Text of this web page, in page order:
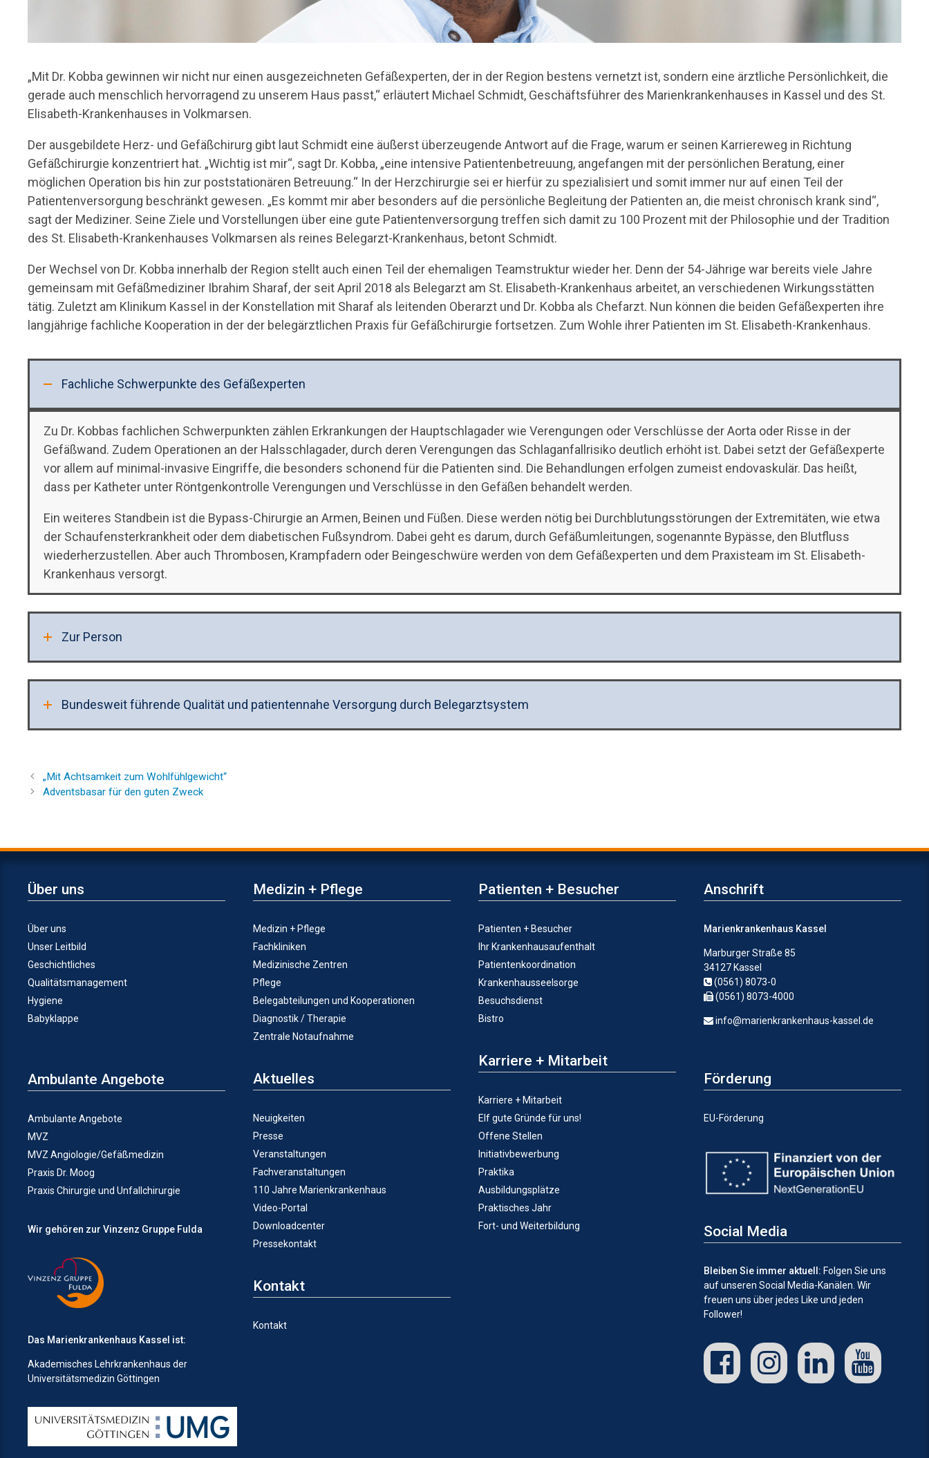
„Mit Dr. Kobba gewinnen wir nicht nur einen ausgezeichneten Gefäßexperten, der in der Region bestens vernetzt ist, sondern eine ärztliche Persönlichkeit, die
gerade auch menschlich hervorragend zu unserem Haus passt,“ erläutert Michael Schmidt, Geschäftsführer des Marienkrankenhauses in Kassel und des St.
Elisabeth-Krankenhauses in Volkmarsen.
Der ausgebildete Herz- und Gefäßchirurg gibt laut Schmidt eine äußerst überzeugende Antwort auf die Frage, warum er seinen Karriereweg in Richtung
Gefäßchirurgie konzentriert hat. „Wichtig ist mir“, sagt Dr. Kobba, „eine intensive Patientenbetreuung, angefangen mit der persönlichen Beratung, einer
möglichen Operation bis hin zur poststationären Betreuung.“ In der Herzchirurgie sei er hierfür zu spezialisiert und somit immer nur auf einen Teil der
Patientenversorgung beschränkt gewesen. „Es kommt mir aber besonders auf die persönliche Begleitung der Patienten an, die meist chronisch krank sind“,
sagt der Mediziner. Seine Ziele und Vorstellungen über eine gute Patientenversorgung treffen sich damit zu 100 Prozent mit der Philosophie und der Tradition
des St. Elisabeth-Krankenhauses Volkmarsen als reines Belegarzt-Krankenhaus, betont Schmidt.
Der Wechsel von Dr. Kobba innerhalb der Region stellt auch einen Teil der ehemaligen Teamstruktur wieder her. Denn der 54-Jährige war bereits viele Jahre
gemeinsam mit Gefäßmediziner Ibrahim Sharaf, der seit April 2018 als Belegarzt am St. Elisabeth-Krankenhaus arbeitet, an verschiedenen Wirkungsstätten
tätig. Zuletzt am Klinikum Kassel in der Konstellation mit Sharaf als leitenden Oberarzt und Dr. Kobba als Chefarzt. Nun können die beiden Gefäßexperten ihre
langjährige fachliche Kooperation in der der belegärztlichen Praxis für Gefäßchirurgie fortsetzen. Zum Wohle ihrer Patienten im St. Elisabeth-Krankenhaus.
Fachliche Schwerpunkte des Gefäßexperten
Zu Dr. Kobbas fachlichen Schwerpunkten zählen Erkrankungen der Hauptschlagader wie Verengungen oder Verschlüsse der Aorta oder Risse in der
Gefäßwand. Zudem Operationen an der Halsschlagader, durch deren Verengungen das Schlaganfallrisiko deutlich erhöht ist. Dabei setzt der Gefäßexperte
vor allem auf minimal-invasive Eingriffe, die besonders schonend für die Patienten sind. Die Behandlungen erfolgen zumeist endovaskulär. Das heißt,
dass per Katheter unter Röntgenkontrolle Verengungen und Verschlüsse in den Gefäßen behandelt werden.
Ein weiteres Standbein ist die Bypass-Chirurgie an Armen, Beinen und Füßen. Diese werden nötig bei Durchblutungsstörungen der Extremitäten, wie etwa
der Schaufensterkrankheit oder dem diabetischen Fußsyndrom. Dabei geht es darum, durch Gefäßumleitungen, sogenannte Bypässe, den Blutfluss
wiederherzustellen. Aber auch Thrombosen, Krampfadern oder Beingeschwüre werden von dem Gefäßexperten und dem Praxisteam im St. Elisabeth-
Krankenhaus versorgt.
Zur Person
Bundesweit führende Qualität und patientennahe Versorgung durch Belegarztsystem
„Mit Achtsamkeit zum Wohlfühlgewicht“
Adventsbasar für den guten Zweck
Über uns
Über uns
Unser Leitbild
Geschichtliches
Qualitätsmanagement
Hygiene
Babyklappe
Ambulante Angebote
Ambulante Angebote
MVZ
MVZ Angiologie/Gefäßmedizin
Praxis Dr. Moog
Praxis Chirurgie und Unfallchirurgie
Wir gehören zur Vinzenz Gruppe Fulda
Das Marienkrankenhaus Kassel ist:
Akademisches Lehrkrankenhaus der
Universitätsmedizin Göttingen
Medizin + Pflege
Medizin + Pflege
Fachkliniken
Medizinische Zentren
Pflege
Belegabteilungen und Kooperationen
Diagnostik / Therapie
Zentrale Notaufnahme
Aktuelles
Neuigkeiten
Presse
Veranstaltungen
Fachveranstaltungen
110 Jahre Marienkrankenhaus
Video-Portal
Downloadcenter
Pressekontakt
Kontakt
Kontakt
Patienten + Besucher
Patienten + Besucher
Ihr Krankenhausaufenthalt
Patientenkoordination
Krankenhausseelsorge
Besuchsdienst
Bistro
Karriere + Mitarbeit
Karriere + Mitarbeit
Elf gute Gründe für uns!
Offene Stellen
Initiativbewerbung
Praktika
Ausbildungsplätze
Praktisches Jahr
Fort- und Weiterbildung
Anschrift
Marienkrankenhaus Kassel
Marburger Straße 85
34127 Kassel
(0561) 8073-0
(0561) 8073-4000
info@marienkrankenhaus-kassel.de
Förderung
EU-Förderung
Social Media
Bleiben Sie immer aktuell: Folgen Sie uns
auf unseren Social Media-Kanälen. Wir
freuen uns über jedes Like und jeden
Follower!